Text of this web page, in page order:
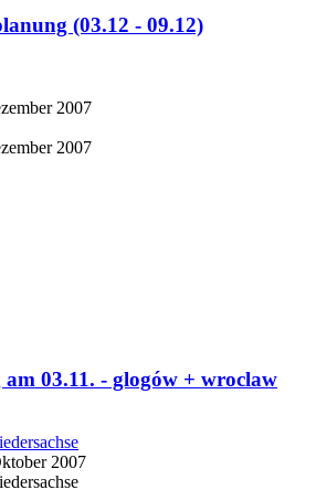
(03.12 - 09.12)
2007
2007
am 03.11. - glogów + wroclaw
2007